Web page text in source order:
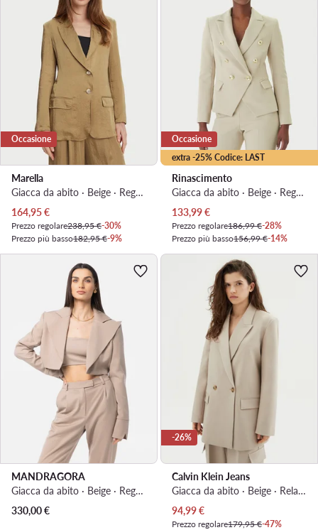
Occasione
Marella
Giacca da abito · Beige · Regular Fit
Prezzo attuale
164,95€
Prezzo regolare238,95 €-30%
Prezzo più basso182,95 €-9%
extra -25% Codice: LAST
Occasione
Rinascimento
Giacca da abito · Beige · Regular Fit
Prezzo attuale
133,99€
Prezzo regolare186,99 €-28%
Prezzo più basso156,99 €-14%
MANDRAGORA
Giacca da abito · Beige · Regular Fit
330,00€
-26%
Calvin Klein Jeans
Giacca da abito · Beige · Relaxed Fit
Prezzo attuale
94,99€
Prezzo regolare179,95 €-47%